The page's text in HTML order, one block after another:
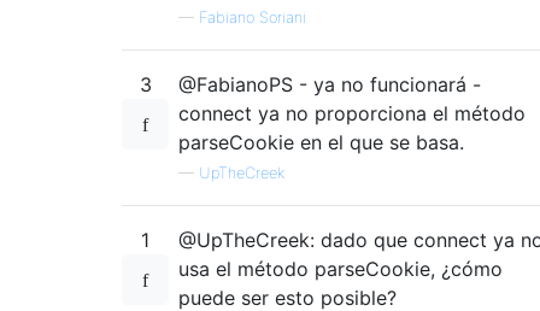
— Fabiano Soriani
3
@FabianoPS - ya no funcionará -
connect ya no proporciona el método
parseCookie en el que se basa.
— UpTheCreek
1
@UpTheCreek: dado que connect ya
usa el método parseCookie, ¿cómo
puede ser esto posible?